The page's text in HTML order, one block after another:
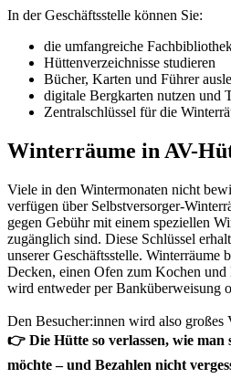
In der Geschäftsstelle können Sie:
die umfangreiche
Hüttenverzeichnisse studieren
Bücher, Karten und Führer
digitale Bergkarten nutzen und
Zentralschlüssel für die
Winterräume in AV-
Viele in den Wintermonaten nicht
verfügen über Selbstversorger-
gegen Gebühr mit einem speziellen
zugänglich sind. Diese Schlüssel
unserer Geschäftsstelle. Winterräume
Decken, einen Ofen zum Kochen
wird entweder per Banküberweisung
Den Besucher:innen wird also großes
👉 Die Hütte so verlassen, wie man
möchte – und Bezahlen nicht